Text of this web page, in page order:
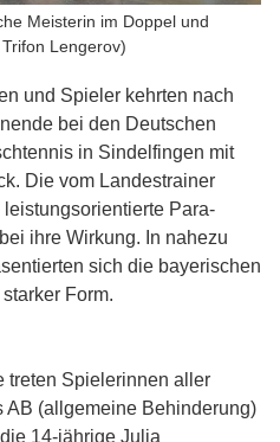
Meisterin im Doppel und
Lengerov)
und Spieler kehrten nach
bei den Deutschen
in Sindelfingen mit
Die vom Landestrainer
Para-
ihre Wirkung. In nahezu
sich die bayerischen
Form.
treten Spielerinnen aller
AB (allgemeine Behinderung)
14-jährige Julia